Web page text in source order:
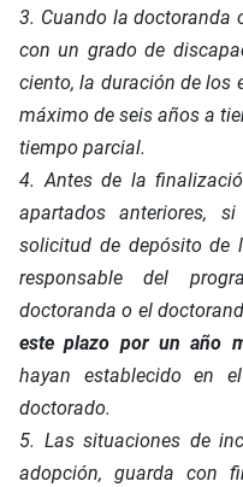
3. Cuando la doctoranda
con un grado de
ciento, la duración de los
máximo de seis años a
tiempo parcial.
4. Antes de la
apartados anteriores,
solicitud de depósito de
responsable del
doctoranda o el
este plazo por un año
hayan establecido en
doctorado.
5. Las situaciones de
adopción, guarda con